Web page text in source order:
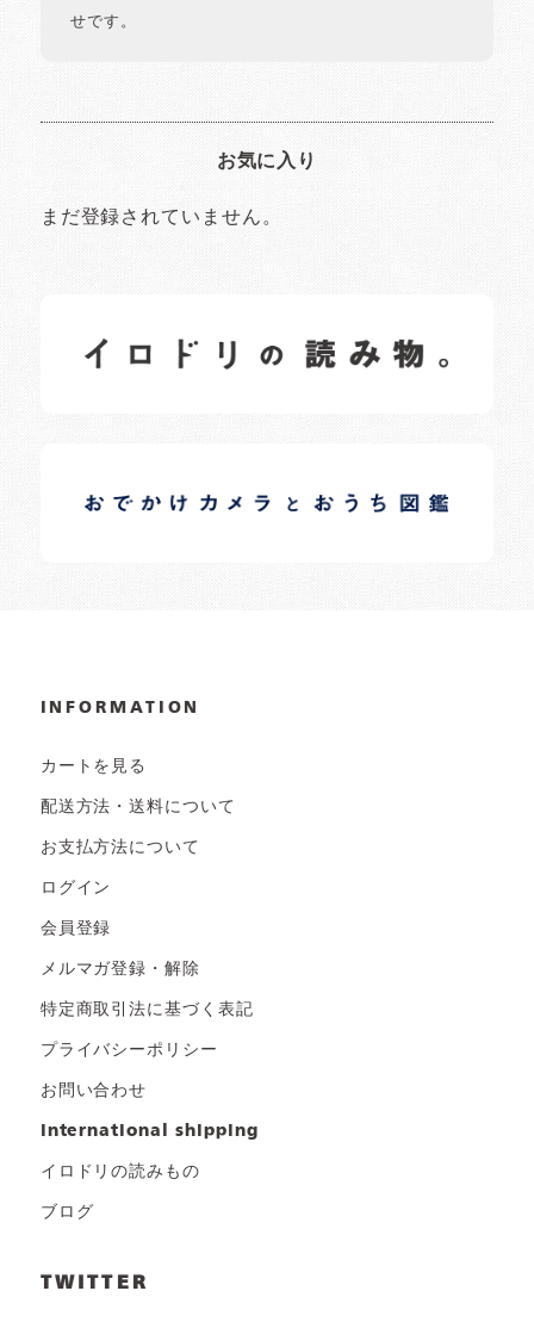
せです。
お気に入り
まだ登録されていません。
日常の様子など随時更新中です。
日常の様子など随時更新中です。
INFORMATION
カートを見る
配送方法・送料について
お支払方法について
ログイン
会員登録
メルマガ登録・解除
特定商取引法に基づく表記
プライバシーポリシー
お問い合わせ
international shipping
イロドリの読みもの
ブログ
TWITTER